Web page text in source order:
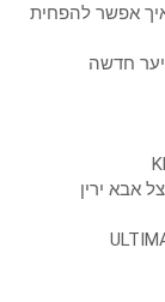
אפשר להפחית
חדשה
אבא ירין